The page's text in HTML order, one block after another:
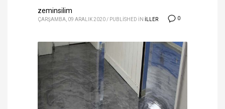
0
zeminsilim
ÇARŞAMBA, 09 ARALIK 2020 / PUBLISHED IN ILLER